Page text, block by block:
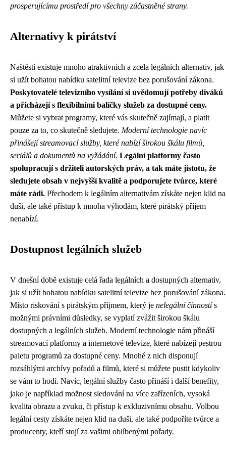
prosperujícímu prostředí pro všechny zúčastněné strany.
Alternativy k pirátství
Naštěstí existuje mnoho atraktivních a zcela legálních alternativ, jak
si užít bohatou nabídku satelitní televize bez porušování zákona.
Poskytovatelé televizního vysílání si uvědomují potřeby diváků
a přicházejí s flexibilními balíčky služeb za dostupné ceny.
Můžete si vybrat programy, které vás skutečně zajímají, a platit
pouze za to, co skutečně sledujete. Moderní technologie navíc
přinášejí streamovací služby, které nabízí širokou škálu filmů,
seriálů a dokumentů na vyžádání. Legální platformy často
spolupracují s držiteli autorských práv, a tak máte jistotu, že
sledujete obsah v nejvyšší kvalitě a podporujete tvůrce, které
máte rádi. Přechodem k legálním alternativám získáte nejen klid na
duši, ale také přístup k mnoha výhodám, které pirátský příjem
nenabízí.
Dostupnost legálních služeb
V dnešní době existuje celá řada legálních a dostupných alternativ,
jak si užít bohatou nabídku satelitní televize bez porušování zákona.
Místo riskování s pirátským příjmem, který je nelegální činnostís
možnými právními důsledky, se vyplatí zvážit širokou škálu
dostupných a legálních služeb. Moderní technologie nám přináší
streamovací platformy a internetové televize, které nabízejí pestrou
paletu programů za dostupné ceny. Mnohé z nich disponují
rozsáhlými archívy pořadů a filmů, které si můžete pustit kdykoliv
se vám to hodí. Navíc, legální služby často přináší i další benefity,
jako je například možnost sledování na více zařízeních, vysoká
kvalita obrazu a zvuku, či přístup k exkluzivnímu obsahu. Volbou
legální cesty získáte nejen klid na duši, ale také podpoříte tvůrce a
producenty, kteří stojí za vašimi oblíbenými pořady.